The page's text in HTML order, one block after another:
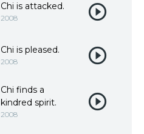
Chi is attacked.
2008
Chi is pleased.
2008
Chi finds a
kindred spirit.
2008